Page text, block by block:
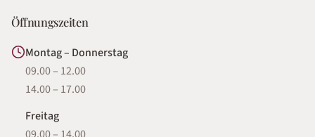
Öffnungszeiten
Montag – Donnerstag
09.00 – 12.00
14.00 – 17.00
Freitag